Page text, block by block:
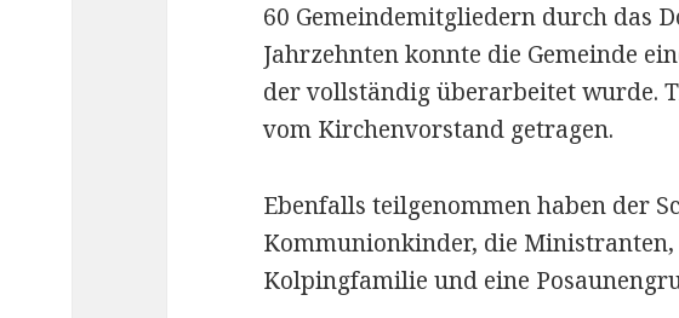
60 Gemeindemitgliedern durch das
Jahrzehnten konnte die Gemeinde
der vollständig überarbeitet wurde.
vom Kirchenvorstand getragen.
Ebenfalls teilgenommen haben der
Kommunionkinder, die
Kolpingfamilie und eine